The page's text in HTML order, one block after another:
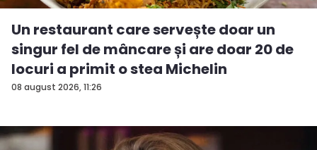
08 august 2026, 11:26
Un restaurant care servește doar un
singur fel de mâncare și are doar 20 de
locuri a primit o stea Michelin